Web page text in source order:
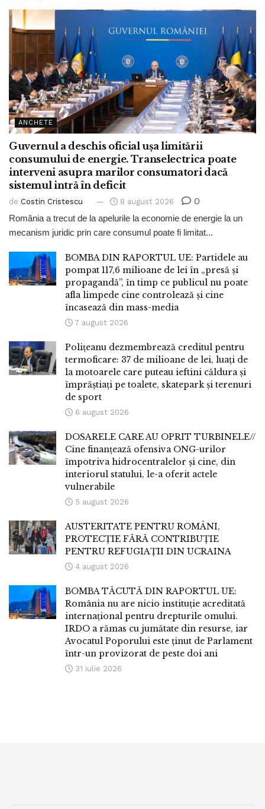
ANCHETE
Guvernul a deschis oficial ușa limitării
consumului de energie. Transelectrica poate
interveni asupra marilor consumatori dacă
sistemul intră în deficit
de Costin Cristescu 8 august 2026 0
România a trecut de la apelurile la economie de energie la un
mecanism juridic prin care consumul poate fi limitat...
BOMBA DIN RAPORTUL UE: Partidele au
pompat 117,6 milioane de lei în „presă și
propagandă”, în timp ce publicul nu poate
afla limpede cine controlează și cine
încasează din mass-media
7 august 2026
Polițeanu dezmembrează creditul pentru
termoficare: 37 de milioane de lei, luați de
la motoarele care puteau ieftini căldura și
împrăștiați pe toalete, skatepark și terenuri
de sport
6 august 2026
DOSARELE CARE AU OPRIT TURBINELE//
Cine finanțează ofensiva ONG-urilor
împotriva hidrocentralelor și cine, din
interiorul statului, le-a oferit actele
vulnerabile
5 august 2026
AUSTERITATE PENTRU ROMÂNI,
PROTECȚIE FĂRĂ CONTRIBUȚIE
PENTRU REFUGIAȚII DIN UCRAINA
4 august 2026
BOMBA TĂCUTĂ DIN RAPORTUL UE:
România nu are nicio instituție acreditată
internațional pentru drepturile omului.
IRDO a rămas cu jumătate din resurse, iar
Avocatul Poporului este ținut de Parlament
într-un provizorat de peste doi ani
31 iulie 2026